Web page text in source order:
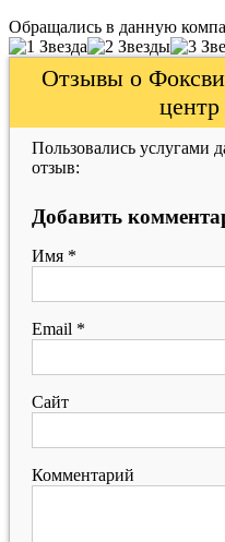
Обращались в данную
Отзывы о
Пользовались услугами
отзыв:
Добавить
Имя *
Email *
Сайт
Комментарий